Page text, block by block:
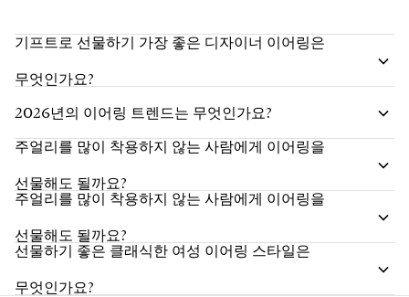
기프트로 선물하기 가장 좋은 디자이너 이어링은
무엇인가요?
2026년의 이어링 트렌드는 무엇인가요?
주얼리를 많이 착용하지 않는 사람에게 이어링을
선물해도 될까요?
주얼리를 많이 착용하지 않는 사람에게 이어링을
선물해도 될까요?
선물하기 좋은 클래식한 여성 이어링 스타일은
무엇인가요?